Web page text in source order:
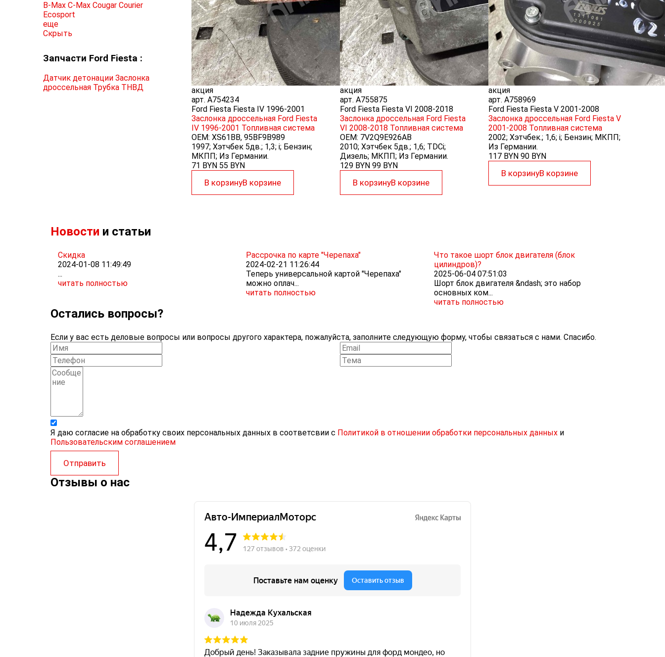
B-Max C-Max Cougar Courier
Ecosport
еще
Скрыть
Запчасти Ford Fiesta :
Датчик детонации Заслонка
дроссельная Трубка ТНВД
акция
арт. A754234
Ford Fiesta Fiesta IV 1996-2001
Заслонка дроссельная Ford Fiesta
IV 1996-2001 Топливная система
OEM: XS61BB, 95BF9B989
1997; Хэтчбек 5дв.; 1,3; i; Бензин;
МКПП; Из Германии.
71 BYN 55 BYN
В корзинуВ корзине
акция
арт. A755875
Ford Fiesta Fiesta VI 2008-2018
Заслонка дроссельная Ford Fiesta
VI 2008-2018 Топливная система
OEM: 7V2Q9E926AB
2010; Хэтчбек 5дв.; 1,6; TDCi;
Дизель; МКПП; Из Германии.
129 BYN 99 BYN
В корзинуВ корзине
акция
арт. A758969
Ford Fiesta Fiesta V 2001-2008
Заслонка дроссельная Ford Fiesta V
2001-2008 Топливная система
2002; Хэтчбек.; 1,6; i; Бензин; МКПП;
Из Германии.
117 BYN 90 BYN
В корзинуВ корзине
Новости и статьи
Скидка
2024-01-08 11:49:49
...
читать полностью
Рассрочка по карте "Черепаха"
2024-02-21 11:26:44
Теперь универсальной картой "Черепаха"
можно оплач...
читать полностью
Что такое шорт блок двигателя (блок
цилиндров)?
2025-06-04 07:51:03
Шорт блок двигателя &ndash; это набор
основных ком...
читать полностью
Остались вопросы?
Если у вас есть деловые вопросы или вопросы другого характера, пожалуйста, заполните следующую форму, чтобы связаться с нами. Спасибо.
Я даю согласие на обработку своих персональных данных в соответсвии с Политикой в отношении обработки персональных данных и
Пользовательским соглашением
Отправить
Отзывы о нас